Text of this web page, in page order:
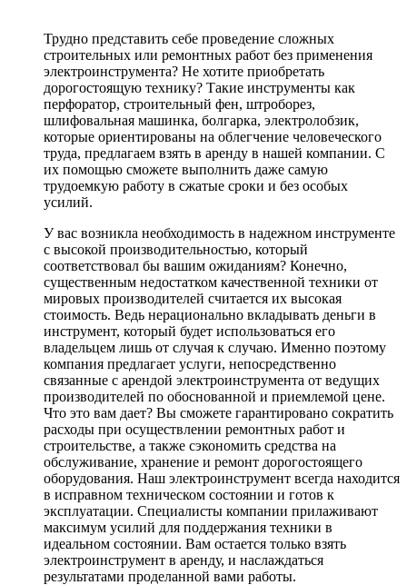
Трудно представить себе проведение сложных
строительных или ремонтных работ без применения
электроинструмента? Не хотите приобретать
дорогостоящую технику? Такие инструменты как
перфоратор, строительный фен, штроборез,
шлифовальная машинка, болгарка, электролобзик,
которые ориентированы на облегчение человеческого
труда, предлагаем взять в аренду в нашей компании. С
их помощью сможете выполнить даже самую
трудоемкую работу в сжатые сроки и без особых
усилий.
У вас возникла необходимость в надежном инструменте
с высокой производительностью, который
соответствовал бы вашим ожиданиям? Конечно,
существенным недостатком качественной техники от
мировых производителей считается их высокая
стоимость. Ведь нерационально вкладывать деньги в
инструмент, который будет использоваться его
владельцем лишь от случая к случаю. Именно поэтому
компания предлагает услуги, непосредственно
связанные с арендой электроинструмента от ведущих
производителей по обоснованной и приемлемой цене.
Что это вам дает? Вы сможете гарантировано сократить
расходы при осуществлении ремонтных работ и
строительстве, а также сэкономить средства на
обслуживание, хранение и ремонт дорогостоящего
оборудования. Наш электроинструмент всегда находится
в исправном техническом состоянии и готов к
эксплуатации. Специалисты компании прилаживают
максимум усилий для поддержания техники в
идеальном состоянии. Вам остается только взять
электроинструмент в аренду, и наслаждаться
результатами проделанной вами работы.